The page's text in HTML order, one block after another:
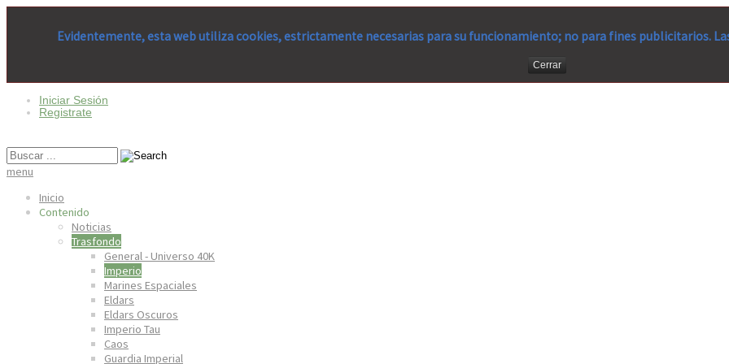
Evidentemente, esta web utiliza cookies, estrictamente necesarias para su funcionamiento; no para fines publicitarios.
Cerrar
Iniciar Sesión
Registrate
menu
Inicio
Contenido
Noticias
Trasfondo
General - Universo 40K
Imperio
Marines Espaciales
Eldars
Eldars Oscuros
Imperio Tau
Caos
Guardia Imperial